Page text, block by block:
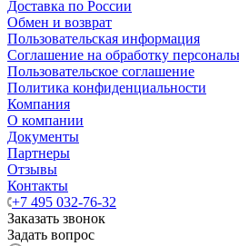
Доставка по России
Обмен и возврат
Пользовательская информация
Соглашение на обработку
Пользовательское соглашение
Политика конфиденциальности
Компания
О компании
Документы
Партнеры
Отзывы
Контакты
+7 495 032-76-32
Заказать звонок
Задать вопрос